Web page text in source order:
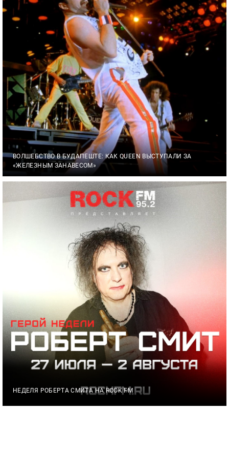
ВОЛШЕБСТВО В БУДАПЕШТЕ: КАК QUEEN ВЫСТУПАЛИ ЗА
«ЖЕЛЕЗНЫМ ЗАНАВЕСОМ»
НЕДЕЛЯ РОБЕРТА СМИТА НА ROCK FM